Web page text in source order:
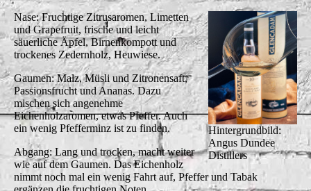
Hintergrundbild:
Angus Dundee
Distillers
Nase: Fruchtige Zitrusaromen, Limetten
und Grapefruit, frische und leicht
säuerliche Äpfel, Birnenkompott und
trockenes Zedernholz, Heuwiese.
Gaumen: Malz, Müsli und Zitronensaft,
Passionsfrucht und Ananas. Dazu
mischen sich angenehme
Eichenholzaromen, etwas Pfeffer. Auch
ein wenig Pfefferminz ist zu finden.
Abgang: Lang und trocken, macht weiter
wie auf dem Gaumen. Das Eichenholz
nimmt noch mal ein wenig Fahrt auf, Pfeffer und Tabak